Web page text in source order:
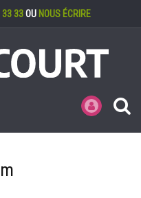
33 33OU NOUS ÉCRIRE
MES